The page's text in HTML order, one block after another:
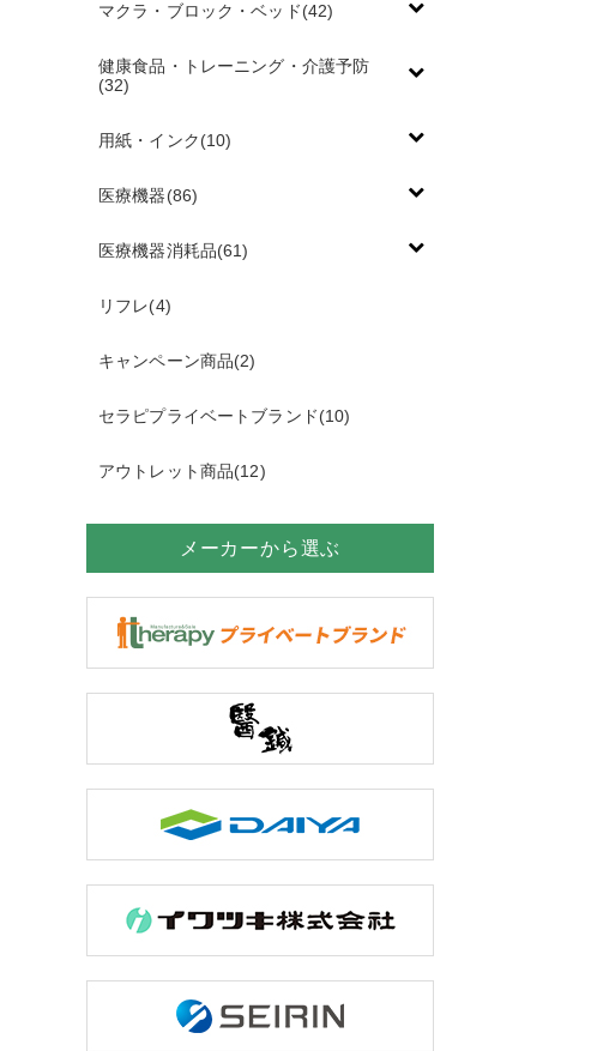
マクラ・ブロック・ベッド(42)
健康食品・トレーニング・介護予防
(32)
用紙・インク(10)
医療機器(86)
医療機器消耗品(61)
リフレ(4)
キャンペーン商品(2)
セラピプライベートブランド(10)
アウトレット商品(12)
メーカーから選ぶ